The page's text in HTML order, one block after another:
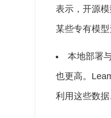
表示，开源
某些专有模
本地部署
也更高。
利用这些数